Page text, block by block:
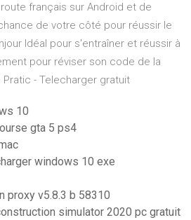
français sur Android et de
de votre côté pour réussir le
Idéal pour s'entraîner et réussir à
pour réviser son code de la
- Telecharger gratuit
10
gta 5 ps4
windows 10 exe
proxy v5.8.3 b 58310
simulator 2020 pc gratuit